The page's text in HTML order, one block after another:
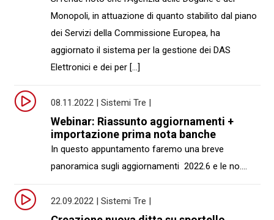
Monopoli, in attuazione di quanto stabilito dal piano
dei Servizi della Commissione Europea, ha
aggiornato il sistema per la gestione dei DAS
Elettronici e dei per [...]
08.11.2022 | Sistemi Tre |
Webinar: Riassunto aggiornamenti +
importazione prima nota banche
In questo appuntamento faremo una breve
panoramica sugli aggiornamenti 2022.6 e le no....
22.09.2022 | Sistemi Tre |